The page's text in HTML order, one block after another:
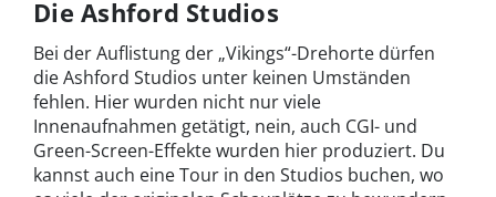
Die Ashford Studios
Bei der Auflistung der „Vikings“-Drehorte dürfen
die Ashford Studios unter keinen Umständen
fehlen. Hier wurden nicht nur viele
Innenaufnahmen getätigt, nein, auch CGI- und
Green-Screen-Effekte wurden hier produziert. Du
kannst auch eine Tour in den Studios buchen, wo